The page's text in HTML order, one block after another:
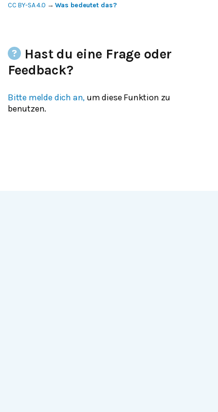
CC BY-SA 4.0 →Was bedeutet das?
Hast du eine Frage oder
Feedback?
Bitte melde dich an, um diese Funktion zu
benutzen.